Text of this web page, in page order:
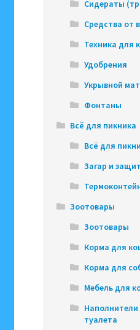
Сидераты
Средства от
Техника для
Удобрения
Укрывной
Фонтаны
Всё для пикника
Всё для
Загар и
Зоотовары
Зоотовары
Корма для
Корма для
Мебель для
Наполнители
туалета